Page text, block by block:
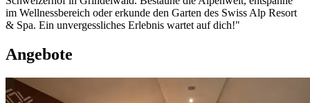
im Wellnessbereich oder erkunde den Garten des Swiss Alp Resort
& Spa. Ein unvergessliches Erlebnis wartet auf dich!"
Angebote